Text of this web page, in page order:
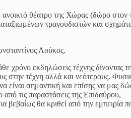
θέατρο της Χώρας (δώρο στον
τραγουδιστών και
Λούκος.
χρόνο εκδηλώσεις τέχνης δίνοντας
στην τέχνη αλλά και νεότερους.
είναι σημαντική και επίσης να μας
τις παραστάσεις της Επιδαύρου,
βεβαίως θα κριθεί από την εμπειρία